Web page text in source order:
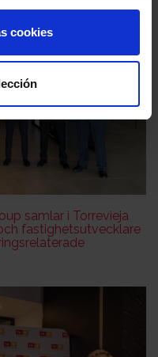
cookies
samlar i Torrevieja
fastighetsutvecklare